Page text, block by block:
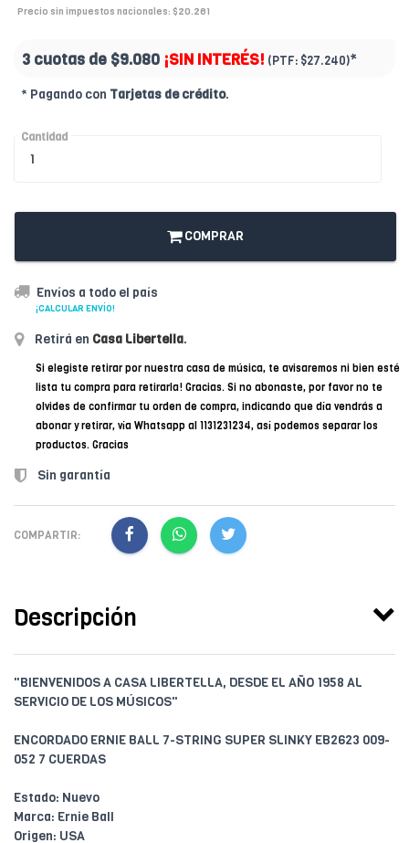
Precio sin impuestos nacionales: $20.261
3 cuotas de $9.080 ¡SIN INTERÉS! (PTF: $27.240)*
* Pagando con Tarjetas de crédito.
Cantidad
COMPRAR
Envíos a todo el país
¡CALCULAR ENVÍO!
Retirá en Casa Libertella.
Si elegiste retirar por nuestra casa de música, te avisaremos ni bien esté
lista tu compra para retirarla! Gracias. Si no abonaste, por favor no te
olvides de confirmar tu orden de compra, indicando que día vendrás a
abonar y retirar, vía Whatsapp al 1131231234, así podemos separar los
productos. Gracias
Sin garantía
COMPARTIR:
Descripción
"BIENVENIDOS A CASA LIBERTELLA, DESDE EL AÑO 1958 AL
SERVICIO DE LOS MÚSICOS"
ENCORDADO ERNIE BALL 7-STRING SUPER SLINKY EB2623 009-
052 7 CUERDAS
Estado: Nuevo
Marca: Ernie Ball
Origen: USA